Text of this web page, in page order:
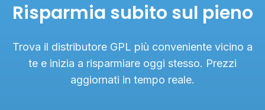
Risparmia subito sul pieno
Trova il distributore GPL più conveniente vicino a
te e inizia a risparmiare oggi stesso. Prezzi
aggiornati in tempo reale.